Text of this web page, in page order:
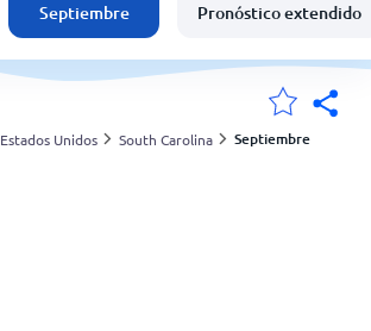
Septiembre Pronóstico extendido
Estados Unidos South Carolina Septiembre